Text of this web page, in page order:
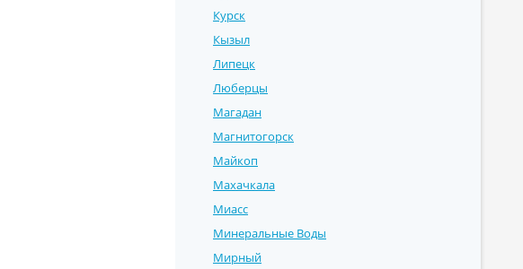
Курск
Кызыл
Липецк
Люберцы
Магадан
Магнитогорск
Майкоп
Махачкала
Миасс
Минеральные Воды
Мирный